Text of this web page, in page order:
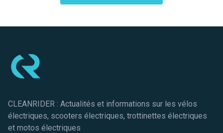
CLEANRIDER : Actualités et informations sur les vélos
électriques, scooters électriques, trottinettes électriques
et motos électriques